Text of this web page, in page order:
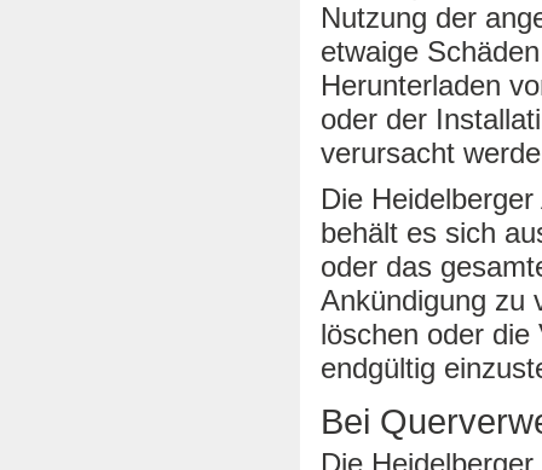
Nutzung der
etwaige
Herunterladen
oder der
verursacht
Die
behält es sich
oder das
Ankündigung zu
löschen oder die
endgültig
Bei